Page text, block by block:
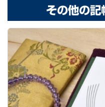
その他の記